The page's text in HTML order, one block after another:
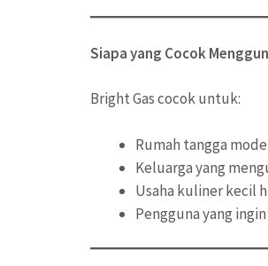
Siapa yang Cocok
Bright Gas cocok untuk:
Rumah tangga
Keluarga yang
Usaha kuliner kecil
Pengguna yang